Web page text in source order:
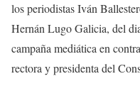
los periodistas Iván
Hernán Lugo Galicia, del
campaña mediática en
rectora y presidenta del